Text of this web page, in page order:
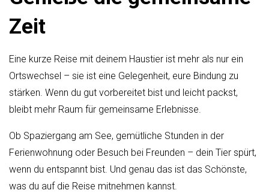
Zeit
Eine kurze Reise mit deinem Haustier ist mehr als nur ein
Ortswechsel – sie ist eine Gelegenheit, eure Bindung zu
stärken. Wenn du gut vorbereitet bist und leicht packst,
bleibt mehr Raum für gemeinsame Erlebnisse.
Ob Spaziergang am See, gemütliche Stunden in der
Ferienwohnung oder Besuch bei Freunden – dein Tier spürt,
wenn du entspannt bist. Und genau das ist das Schönste,
was du auf die Reise mitnehmen kannst.